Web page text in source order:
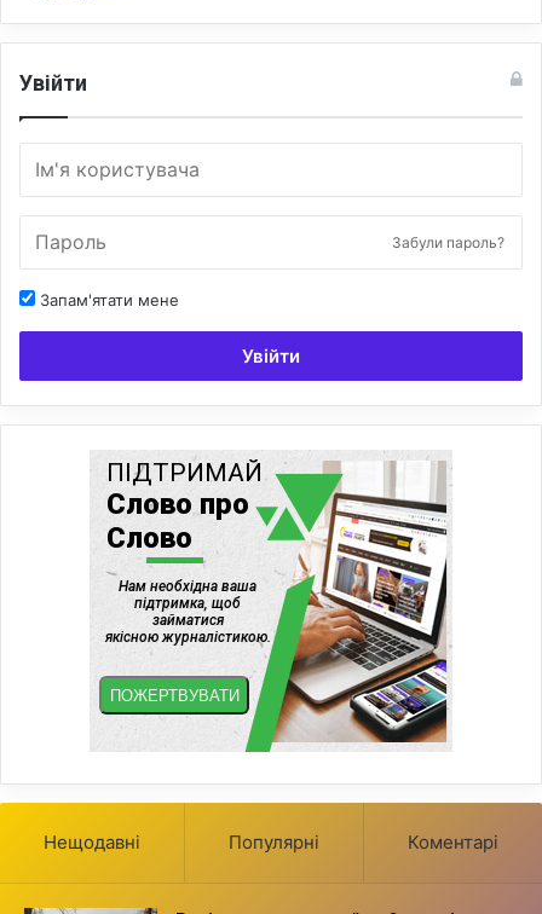
Увійти
Забули пароль?
Запам'ятати мене
Увійти
Нещодавні Популярні Коментарі